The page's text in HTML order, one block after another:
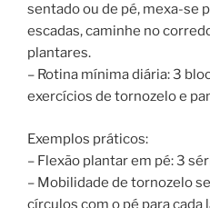
sentado ou de pé, mexa-se
escadas, caminhe no
plantares.
– Rotina mínima diária: 3
exercícios de tornozelo e
Exemplos práticos:
– Flexão plantar em pé: 3
– Mobilidade de tornozelo
círculos com o pé para cada